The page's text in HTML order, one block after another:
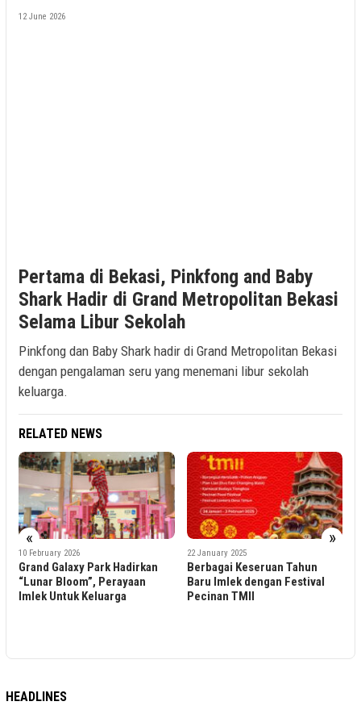
12 June 2026
Pertama di Bekasi, Pinkfong and Baby
Shark Hadir di Grand Metropolitan Bekasi
Selama Libur Sekolah
Pinkfong dan Baby Shark hadir di Grand Metropolitan Bekasi
dengan pengalaman seru yang menemani libur sekolah
keluarga.
RELATED NEWS
« »
10 February 2026
Grand Galaxy Park Hadirkan
“Lunar Bloom”, Perayaan
Imlek Untuk Keluarga
22 January 2025
Berbagai Keseruan Tahun
Baru Imlek dengan Festival
Pecinan TMII
HEADLINES